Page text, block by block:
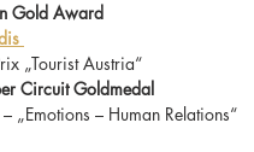
Gold Award
„Tourist Austria“
Circuit Goldmedal
– „Emotions – Human Relations“